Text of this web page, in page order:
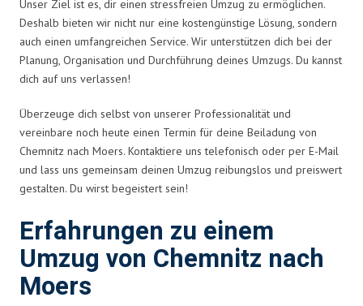
Unser Ziel ist es, dir einen stressfreien Umzug zu ermöglichen.
Deshalb bieten wir nicht nur eine kostengünstige Lösung, sondern
auch einen umfangreichen Service. Wir unterstützen dich bei der
Planung, Organisation und Durchführung deines Umzugs. Du kannst
dich auf uns verlassen!
Überzeuge dich selbst von unserer Professionalität und
vereinbare noch heute einen Termin für deine Beiladung von
Chemnitz nach Moers. Kontaktiere uns telefonisch oder per E-Mail
und lass uns gemeinsam deinen Umzug reibungslos und preiswert
gestalten. Du wirst begeistert sein!
Erfahrungen zu einem
Umzug von Chemnitz nach
Moers